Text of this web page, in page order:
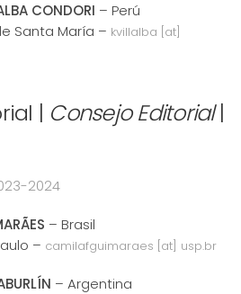
CONDORI – Perú
Santa María – kvillalba [at]
| Consejo Editorial|
2024
– Brasil
– camilafguimaraes [at] usp.br
– Argentina